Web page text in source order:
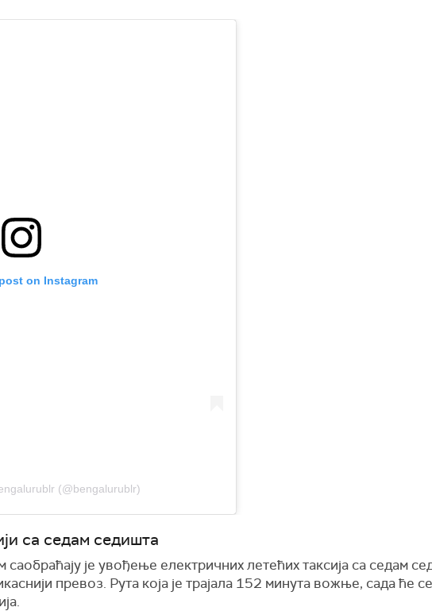
on Instagram
(@bengalurublr)
са седам седишта
је увођење електричних летећих таксија са седам
превоз. Рута која је трајала 152 минута вожње, сада ће